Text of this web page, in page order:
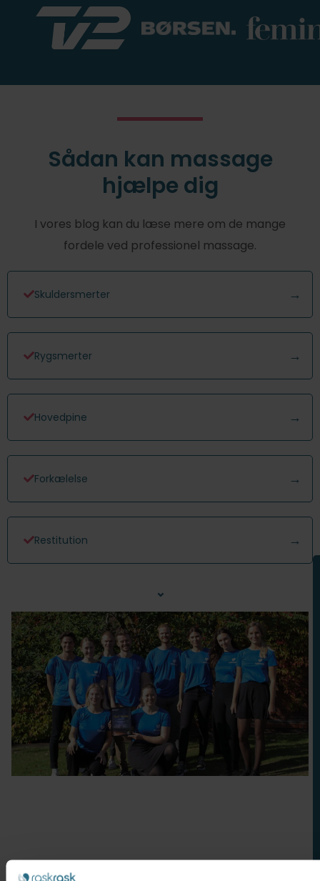
Sådan kan massage
hjælpe dig
I vores blog kan du læse mere om de mange
fordele ved professionel massage.
Skuldersmerter
Rygsmerter
Hovedpine
Forkælelse
Restitution
⌄
Nakkesmerter
Bensmerter
Stress